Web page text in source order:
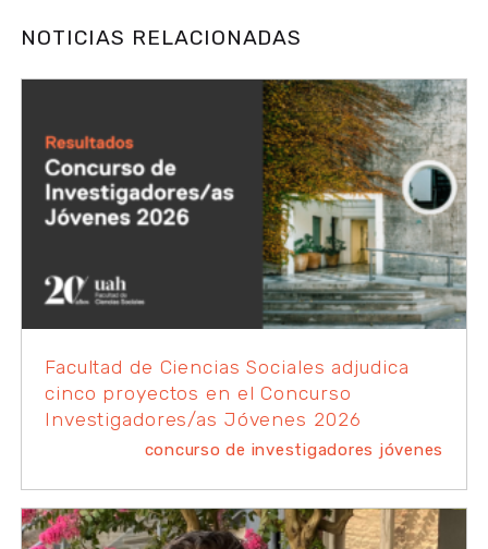
NOTICIAS RELACIONADAS
Facultad de Ciencias Sociales adjudica
cinco proyectos en el Concurso
Investigadores/as Jóvenes 2026
concurso de investigadores jóvenes